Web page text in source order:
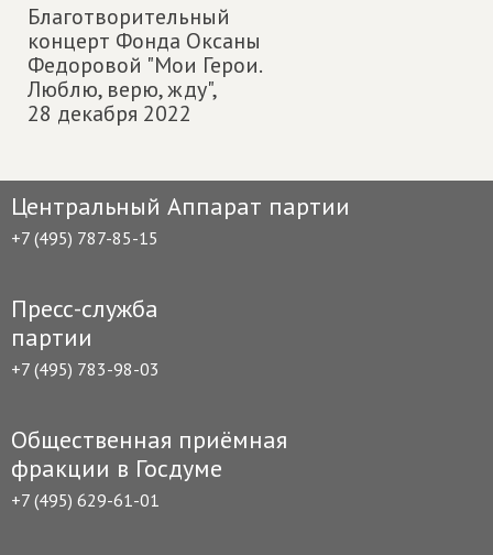
Благотворительный
концерт Фонда Оксаны
Федоровой "Мои Герои.
Люблю, верю, жду",
28 декабря 2022
Центральный Аппарат партии
+7 (495) 787-85-15
Пресс-служба
партии
+7 (495) 783-98-03
Общественная приёмная
фракции в Госдуме
+7 (495) 629-61-01